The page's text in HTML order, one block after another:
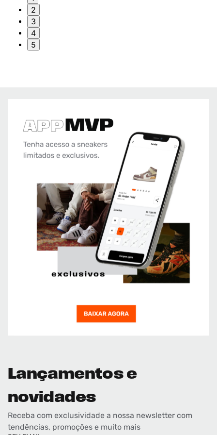
2
3
4
5
Lançamentos e
novidades
Receba com exclusividade a nossa newsletter com
tendências, promoções e muito mais